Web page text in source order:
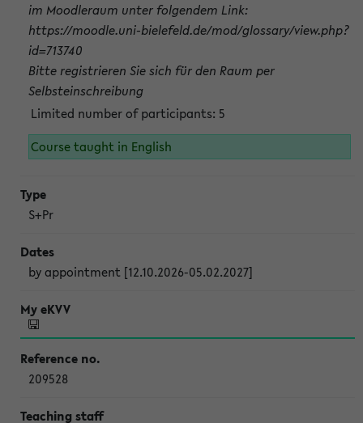
im Moodleraum unter folgendem Link:
https://moodle.uni-bielefeld.de/mod/glossary/view.php?
id=713740
Bitte registrieren Sie sich für den Raum per
Selbsteinschreibung
Limited number of participants: 5
Course taught in English
S+Pr
by appointment [12.10.2026-05.02.2027]
209528